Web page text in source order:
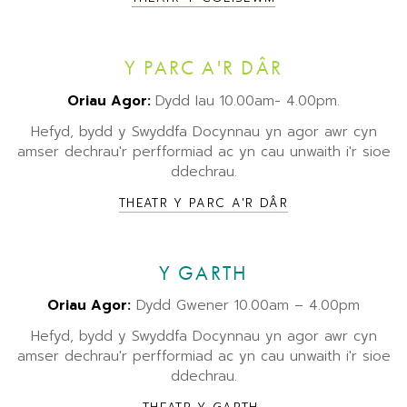
Y PARC A'R DÂR
Oriau Agor: Dydd Iau 10.00am- 4.00pm.
Hefyd, bydd y Swyddfa Docynnau yn agor awr cyn
amser dechrau'r perfformiad ac yn cau unwaith i'r sioe
ddechrau.
THEATR Y PARC A'R DÂR
Y GARTH
Oriau Agor: Dydd Gwener 10.00am – 4.00pm
Hefyd, bydd y Swyddfa Docynnau yn agor awr cyn
amser dechrau'r perfformiad ac yn cau unwaith i'r sioe
ddechrau.